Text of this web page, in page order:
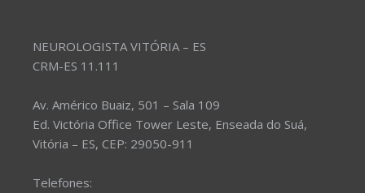
NEUROLOGISTA VITÓRIA – ES
CRM-ES 11.111
Av. Américo Buaiz, 501 – Sala 109
Ed. Victória Office Tower Leste, Enseada do Suá,
Vitória – ES, CEP: 29050-911
Telefones: